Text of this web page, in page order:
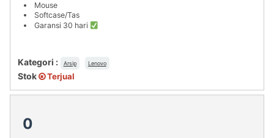
Mouse
Softcase/Tas
Garansi 30 hari
Kategori : Arsip Lenovo
Stok Terjual
0